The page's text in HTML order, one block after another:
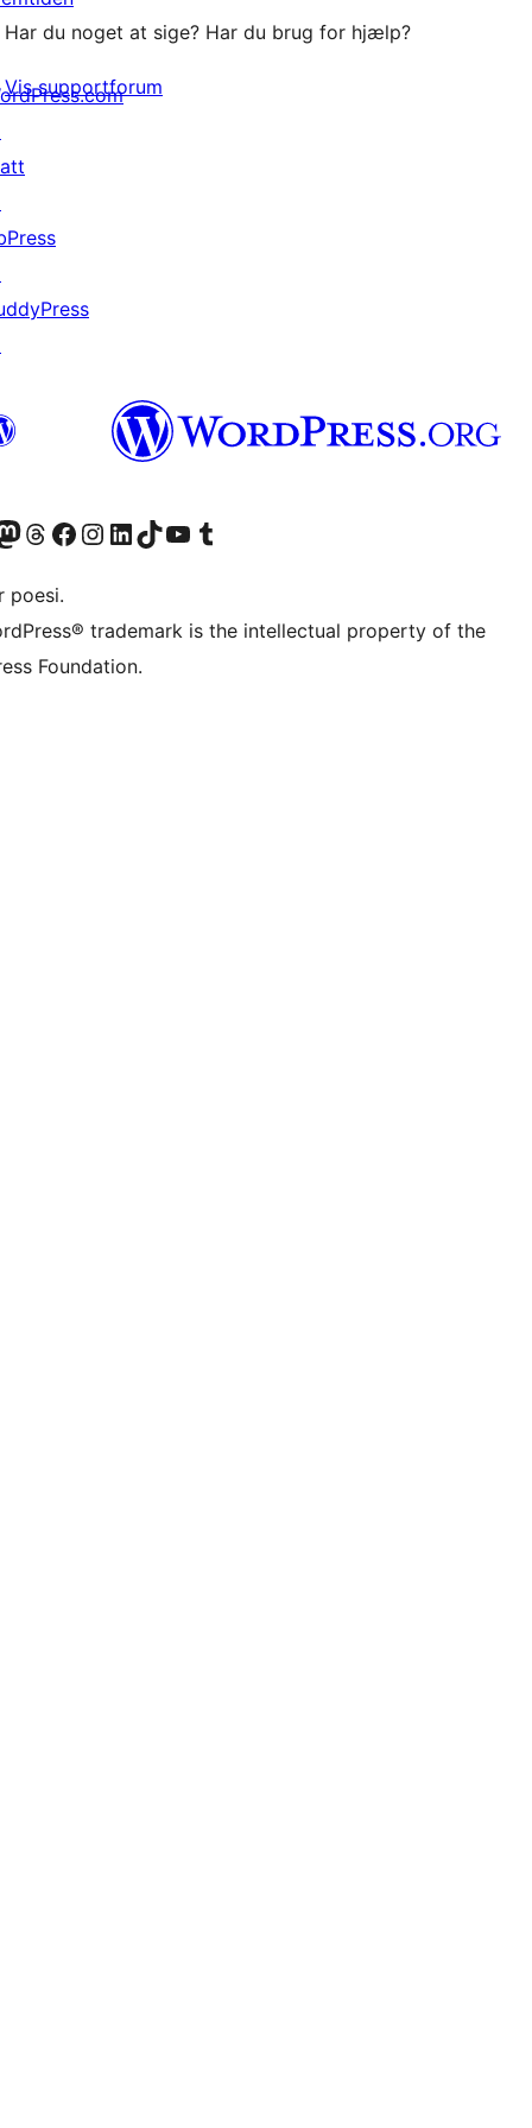
Har du noget at sige? Har du brug for hjælp?
Vis supportforum
konto
vores Mastodon konto
Besøg vores Threads-konto
Besøg vores Facebook sideBesøg vores Instagram konto
Besøg vores LinkedIn konto
Besøg vores TikTok-konto
Besøg vores YouTube-kanalBesøg vores Tumblr-konto
poesi.
trademark is the intellectual property of the
Foundation.